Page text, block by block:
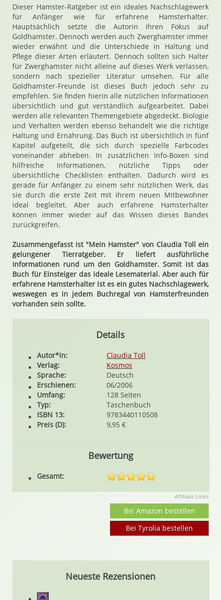
Dieser Hamster-Ratgeber ist ein ideales Nachschlagewerk
für Anfänger wie für erfahrene Hamsterhalter.
Hauptsächlich setzte die Autorin ihren Fokus auf
Goldhamster. Dennoch werden auch Zwerghamster immer
wieder erwähnt und die Unterschiede in Haltung und
Pflege dieser Arten erläutert. Dennoch sollten sich Halter
für Zwerghamster nicht alleine auf dieses Werk verlassen,
sondern nach spezieller Literatur umsehen. Für alle
Goldhamster-Freunde ist dieses Buch jedoch sehr zu
empfehlen. Sie finden hierin alle nützlichen Informationen
übersichtlich und gut verständlich aufgearbeitet. Dabei
werden alle relevanten Themengebiete abgedeckt. Biologie
und Verhalten werden ebenso behandelt wie die richtige
Haltung und Ernährung. Das Buch ist übersichtlich in fünf
Kapitel aufgeteilt, die sich durch spezielle Farbcodes
voneinander abheben. In zusätzlichen Info-Boxen sind
hilfreiche Informationen, nützliche Tipps oder
übersichtliche Checklisten enthalten. Dadurch wird es
gerade für Anfänger zu einem sehr nützlichen Werk, das
sie durch die erste Zeit mit ihrem neuen Mitbewohner
ideal begleitet. Aber auch erfahrene Hamsterhalter
können immer wieder auf das Wissen dieses Bandes
zurückgreifen.
Zusammengefasst ist "Mein Hamster" von Claudia Toll ein
gelungener Tierratgeber. Er liefert ausführliche
Informationen rund um den Goldhamster. Somit ist das
Buch für Einsteiger das ideale Lesematerial. Aber auch für
erfahrene Hamsterhalter ist es ein gutes Nachschlagewerk,
weswegen es in jedem Buchregal von Hamsterfreunden
vorhanden sein sollte.
Details
Autor*in:
Claudia Toll
Verlag:
Kosmos
Sprache:
Deutsch
Erschienen:
06/2006
Umfang:
128 Seiten
Typ:
Taschenbuch
ISBN 13:
9783440110508
Preis (D):
9,95 €
Bewertung
Gesamt:
Affiliate Links
Bei Amazon bestellen
Bei Tyrolia bestellen
Neueste Rezensionen